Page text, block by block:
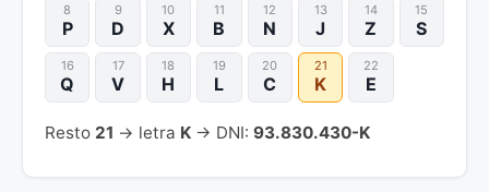
8
P
9
D
10
X
11
B
12
N
13
J
14
Z
15
S
16
Q
17
V
18
H
19
L
20
C
21
K
22
E
Resto 21 → letra K → DNI: 93.830.430-K